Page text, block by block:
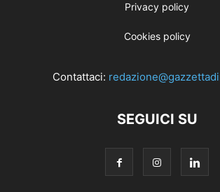
Privacy policy
Cookies policy
Contattaci:
SEGUICI SU